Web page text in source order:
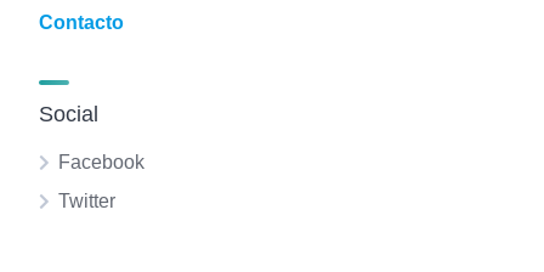
Contacto
Social
Facebook
Twitter